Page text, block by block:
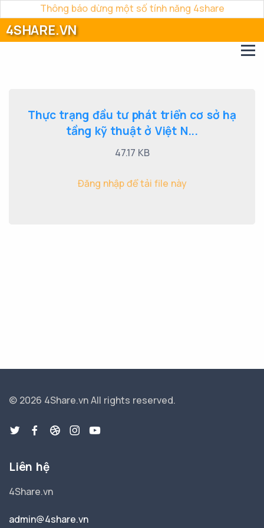
Thông báo dừng một số tính năng 4share
4SHARE.VN
Thực trạng đầu tư phát triển cơ sở hạ
tầng kỹ thuật ở Việt N...
47.17 KB
Đăng nhập để tải file này
© 2026 4Share.vnAll rights reserved.
Liên hệ
4Share.vn
admin@4share.vn